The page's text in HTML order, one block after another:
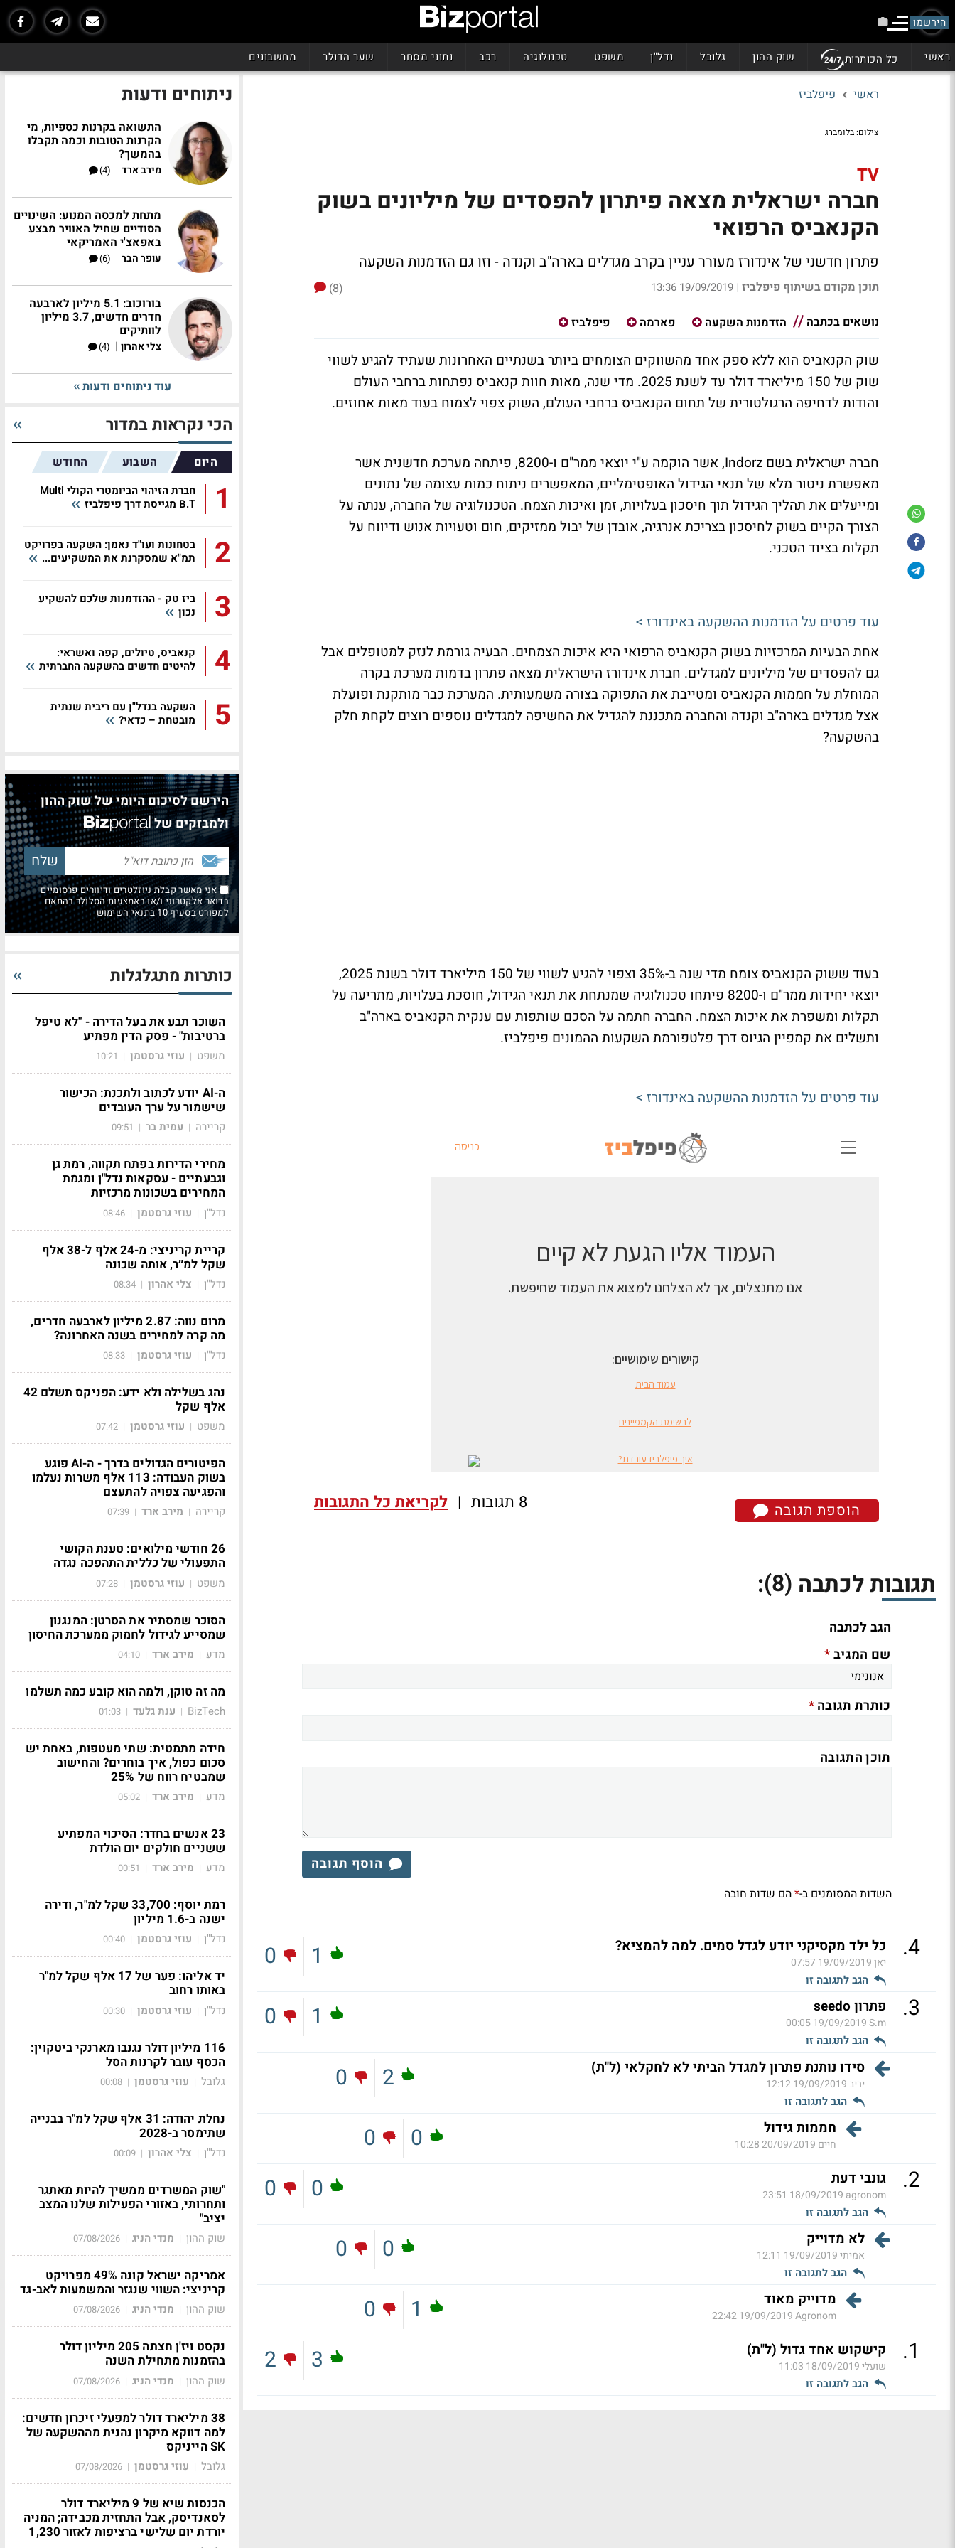
הירשמו
ראשי כל הכותרות שוק ההון גלובל נדל"ן משפט טכנולוגיה רכב נתוני מסחר שער הדולר מחשבונים
ראשי פיפלביז
צילום: בלומברג
TV
חברה ישראלית מצאה פיתרון להפסדים של מיליונים בשוק
הקנאביס הרפואי
פתרון חדשני של אינדורז מעורר עניין בקרב מגדלים בארה"ב וקנדה - וזו גם הזדמנות השקעה
תוכן מקודם בשיתוף פיפלביז |
19/09/2019 13:36
(8)
נושאים בכתבה
הזדמנות השקעה פארמה פיפלביז
שוק הקנאביס הוא ללא ספק אחד מהשווקים הצומחים ביותר בשנתיים האחרונות שעתיד להגיע לשווי
שוק של 150 מיליארד דולר עד לשנת 2025. מדי שנה, מאות חוות קנאביס נפתחות ברחבי העולם
והודות לדחיפה הרגולטורית של תחום הקנאביס ברחבי העולם, השוק צפוי לצמוח בעוד מאות אחוזים.
חברה ישראלית בשם Indorz
, אשר הוקמה ע"י יוצאי ממר"ם ו-8200, פיתחה מערכת חדשנית אשר
מאפשרת ניטור מלא של תנאי הגידול האופטימליים, המאפשרים ניתוח כמות עצומה של נתונים
ומייעלים את תהליך הגידול תוך חיסכון בעלויות, זמן ואיכות הצמח. הטכנולוגיה של החברה, ענתה על
הצורך הקיים בשוק לחיסכון בצריכת אנרגיה, אובדן של יבול ממזיקים, חום וטעויות אנוש ודיווח על
תקלות בציוד הטכני.
עוד פרטים על הזדמנות ההשקעה באינדורז >
אחת הבעיות המרכזיות בשוק הקנאביס הרפואי היא איכות הצמחים. הבעיה גורמת לנזק למטופלים אבל
גם להפסדים של מיליונים למגדלים. חברת אינדורז הישראלית מצאה פתרון בדמות מערכת בקרה
המוחלת על חממות הקנאביס ומטייבת את התפוקה בצורה משמעותית. המערכת כבר מותקנת ופועלת
אצל מגדלים בארה"ב וקנדה והחברה מתכננת להגדיל את החשיפה למגדלים נוספים רוצים לקחת חלק
בהשקעה?
בעוד ששוק הקנאביס צומח מדי שנה ב-35% וצפוי להגיע לשווי של 150 מיליארד דולר בשנת 2025,
יוצאי יחידות ממר"ם ו-8200 פיתחו טכנולוגיה שמנתחת את תנאי הגידול, חוסכת בעלויות, מתריעה על
תקלות ומשפרת את איכות הצמח. החברה חתמה על הסכם שותפות עם ענקית הקנאביס בארה"ב
ותשלים את קמפיין הגיוס דרך פלטפורמת השקעות ההמונים פיפלביז.
עוד פרטים על הזדמנות ההשקעה באינדורז >
הוספת תגובה 8 תגובות | לקריאת כל התגובות
תגובות לכתבה (8)
:
הגב לכתבה
שם המגיב*
כותרת תגובה*
תוכן התגובה
הוסף תגובה
השדות המסומנים ב-*הם שדות חובה
4
. כל ילד מקסיקני יודע לגדל סמים. למה להמציא?
יאן19/09/2019 07:57
הגב לתגובה זו
1
0
3
. פתרון seedo
S.m
19/09/2019 00:05
הגב לתגובה זו
1
0
סידו נותנת פתרון למגדל הביתי לא לחקלאי (ל"ת)
יריב19/09/2019 12:12
הגב לתגובה זו
2
0
חממות גידול
חיים 20/09/2019 10:28
0
0
2
. גונבי דעת
agronom
18/09/2019 23:51
הגב לתגובה זו
0
0
לא מדוייק
אמיתי19/09/2019 12:11
הגב לתגובה זו
0
0
מדוייק מאוד
Agronom
19/09/2019 22:42
1
0
1
. קישקוש אחד גדול (ל"ת)
שועלי18/09/2019 11:03
הגב לתגובה זו
3
2
ניתוחים ודעות
התשואה בקרנות כספיות, מי
הקרנות הטובות וכמה תקבלו
בהמשך?
מירב ארד |
(4)
מתחת למכסה המנוע: השינויים
הסודיים שחיל האוויר מבצע
באפאצ'י האמריקאי
עופר הבר |
(6)
בורוכוב: 5.1 מיליון לארבעה
חדרים חדשים, 3.7 מיליון
לוותיקים
צלי אהרון |
(4)
עוד ניתוחים ודעות
הכי נקראות במדור
היום השבוע החודש
1
חברת הזיהוי הביומטרי הקולי Multi
B.T מגייסת דרך פיפלביז
2
בטחונות ועו"ד נאמן: השקעה בפרויקט
תמ"א שמסקרנת את המשקיעים...
3
ביז טק - ההזדמנות שלכם להשקיע
נכון
4
קנאביס, טיולים, קפה ואשראי:
להיטים חדשים בהשקעה החברתית
5
השקעה בנדל"ן עם ריבית שנתית
מובטחת – כדאי?
הירשם לסיכום היומי של שוק ההון
ולמבזקים של
אני מאשר קבלת ניוזלטרים ודיוורים פרסומיים
בדואר אלקטרוני ו/או באמצעות הסלולר בהתאם
למפורט בסעיף 10 בתנאי השימוש
כותרות מתגלגלות
השוכר תבע את בעל הדירה - "לא טיפל
ברטיבות" - פסק הדין מפתיע
משפט | עוזי גרסטמן |
10:21
ה-AI יודע לכתוב ולתכנת: הכישור
שישמור על ערך העובדים
קריירה | עמית בר |
09:51
מחירי הדירות בפתח תקווה, רמת גן
וגבעתיים - עסקאות נדל"ן ומגמת
המחירים בשכונות מרכזיות
נדל"ן | עוזי גרסטמן |
08:46
קריית קריניצי: מ-24 אלף ל-38 אלף
שקל למ״ר, אותה שכונה
נדל"ן | צלי אהרון |
08:34
מרום נווה: 2.87 מיליון לארבעה חדרים,
מה קרה למחירים בשנה האחרונה?
נדל"ן | עוזי גרסטמן |
08:33
נהג בשלילה ולא ידע: הפניקס תשלם 42
אלף שקל
משפט | עוזי גרסטמן |
07:42
הפיטורים הגדולים בדרך - ה-AI פוגע
בשוק העבודה: 113 אלף משרות נעלמו
והפגיעה צפויה להתעצם
קריירה | מירב ארד |
07:39
26 חודשי מילואים: טענת הקושי
התפעולי של כללית התהפכה נגדה
משפט | עוזי גרסטמן |
07:28
הסוכר שמסתיר את הסרטן: המנגנון
שמסייע לגידול לחמוק ממערכת החיסון
מדע | מירב ארד |
04:10
מה זה טוקן, ולמה הוא קובע כמה תשלמו
BizTech
| ענת גלעד |
01:03
חידה מתמטית: שתי מעטפות, באחת יש
סכום כפול, איך בוחרים? והחישוב
שמבטיח רווח של 25%
מדע | מירב ארד |
05:02
23 אנשים בחדר: הסיכוי המפתיע
ששניים חולקים יום הולדת
מדע | מירב ארד |
00:51
רמת יוסף: 33,700 שקל למ"ר, ודירה
ישנה ב-1.6 מיליון
נדל"ן | עוזי גרסטמן |
00:40
יד אליהו: פער של 17 אלף שקל למ"ר
באותו רחוב
נדל"ן | עוזי גרסטמן |
00:30
116 מיליון דולר נגנבו מארנקי ביטקוין:
הכסף עובר לקרנות הסל
גלובל | עוזי גרסטמן |
00:08
נחלת יהודה: 31 אלף שקל למ"ר בבנייה
שתימסר ב-2028
נדל"ן | צלי אהרון |
00:09
"שוק המשרדים ממשיך להיות מאתגר
ותחרותי, באזורי הפעילות שלנו המצב
יציב"
שוק ההון | מנדי הניג |
07/08/2026
אמריקה ישראל קונה 49% מפרויקט
קריניצי: השווי שנגזר והמשמעות לאב-גד
שוק ההון | מנדי הניג |
07/08/2026
נקסט ויז'ן חצתה 205 מיליון דולר
בהזמנות מתחילת השנה
שוק ההון | מנדי הניג |
07/08/2026
38 מיליארד דולר למפעלי זיכרון חדשים:
למה דווקא מיקרון נהנית מההשקעה של
SK הייניקס
גלובל | עוזי גרסטמן |
07/08/2026
הכנסות שיא של 9 מיליארד דולר
לסאנדיסק, אבל התחזית מכבידה; המניה
יורדת יום שלישי ברציפות לאזור 1,230